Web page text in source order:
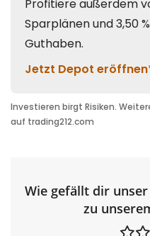
Wie gefällt dir unser
zu